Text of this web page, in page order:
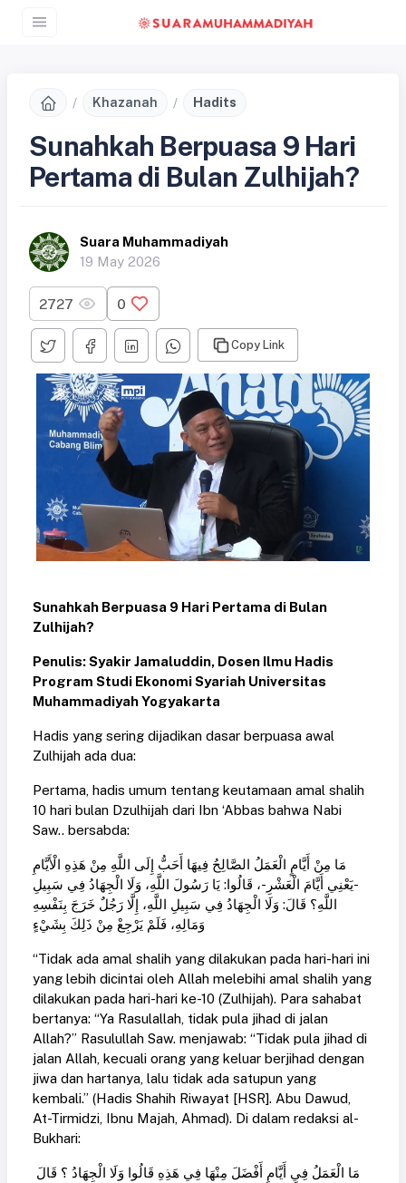
Khazanah Hadits
Sunahkah Berpuasa 9 Hari
Pertama di Bulan Zulhijah?
Suara Muhammadiyah
19 May 2026
2727 0
Copy Link
Sunahkah Berpuasa 9 Hari Pertama di Bulan
Zulhijah?
Penulis: Syakir Jamaluddin, Dosen Ilmu Hadis
Program Studi Ekonomi Syariah Universitas
Muhammadiyah Yogyakarta
Hadis yang sering dijadikan dasar berpuasa awal
Zulhijah ada dua:
Pertama, hadis umum tentang keutamaan amal shalih
10 hari bulan Dzulhijah dari Ibn ‘Abbas bahwa Nabi
Saw.. bersabda:
‌مَا ‌مِنْ ‌أَيَّامٍ ‌الْعَمَلُ ‌الصَّالِحُ فِيهَا أَحَبُّ إِلَى اللَّهِ مِنْ هَذِهِ الْأَيَّامِ
-يَعْنِي أَيَّامَ الْعَشْرِ-، قَالُوا: يَا رَسُولَ اللَّهِ، وَلَا الْجِهَادُ فِي سَبِيلِ
اللَّهِ؟ قَالَ: وَلَا الْجِهَادُ فِي سَبِيلِ اللَّهِ، إِلَّا رَجُلٌ خَرَجَ بِنَفْسِهِ
وَمَالِهِ، فَلَمْ يَرْجِعْ مِنْ ذَلِكَ بِشَيْءٍ
“Tidak ada amal shalih yang dilakukan pada hari-hari ini
yang lebih dicintai oleh Allah melebihi amal shalih yang
dilakukan pada hari-hari ke-10 (Zulhijah). Para sahabat
bertanya: “Ya Rasulallah, tidak pula jihad di jalan
Allah?” Rasulullah Saw. menjawab: “Tidak pula jihad di
jalan Allah, kecuali orang yang keluar berjihad dengan
jiwa dan hartanya, lalu tidak ada satupun yang
kembali.” (Hadis Shahih Riwayat [HSR]. Abu Dawud,
At-Tirmidzi, Ibnu Majah, Ahmad). Di dalam redaksi al-
Bukhari: